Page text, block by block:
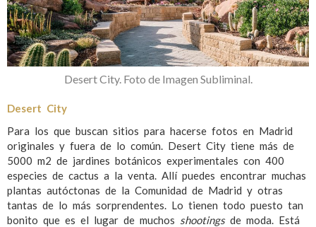
Desert City. Foto de Imagen Subliminal.
Desert City
Para los que buscan sitios para hacerse fotos en Madrid
originales y fuera de lo común. Desert City tiene más de
5000 m2 de jardines botánicos experimentales con 400
especies de cactus a la venta. Allí puedes encontrar muchas
plantas autóctonas de la Comunidad de Madrid y otras
tantas de lo más sorprendentes. Lo tienen todo puesto tan
bonito que es el lugar de muchos shootingsde moda. Está